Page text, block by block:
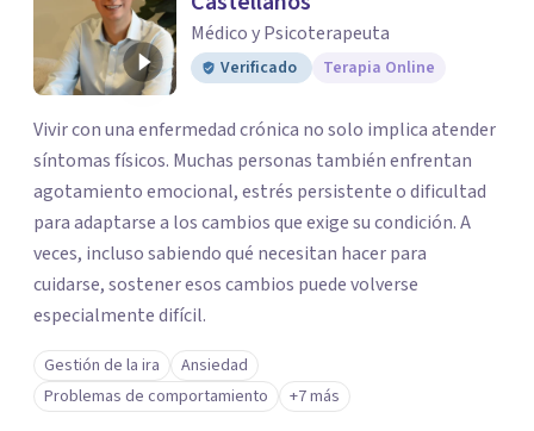
Médico y Psicoterapeuta
Verificado Terapia Online
Vivir con una enfermedad crónica no solo implica atender
síntomas físicos. Muchas personas también enfrentan
agotamiento emocional, estrés persistente o dificultad
para adaptarse a los cambios que exige su condición. A
veces, incluso sabiendo qué necesitan hacer para
cuidarse, sostener esos cambios puede volverse
especialmente difícil.
Gestión de la ira
Ansiedad
Problemas de comportamiento
+7 más